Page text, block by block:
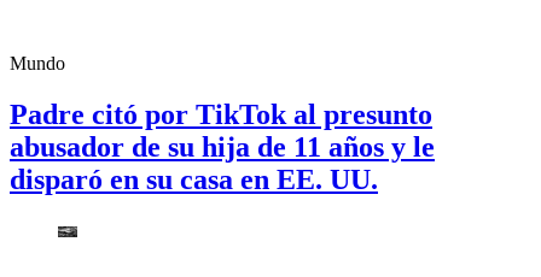
Mundo
Padre citó por TikTok al presunto
abusador de su hija de 11 años y le
disparó en su casa en EE. UU.